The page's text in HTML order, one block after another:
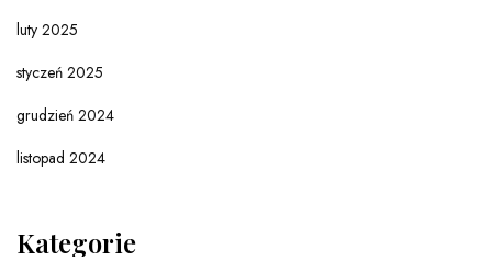
luty 2025
styczeń 2025
grudzień 2024
listopad 2024
Kategorie